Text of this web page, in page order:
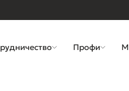
Профи